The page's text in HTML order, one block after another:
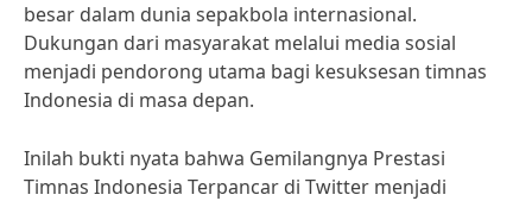
besar dalam dunia sepakbola internasional.
Dukungan dari masyarakat melalui media sosial
menjadi pendorong utama bagi kesuksesan timnas
Indonesia di masa depan.
Inilah bukti nyata bahwa Gemilangnya Prestasi
Timnas Indonesia Terpancar di Twitter menjadi